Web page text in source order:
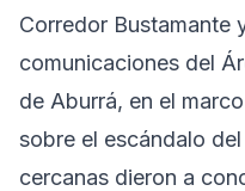
Corredor Bustamante
comunicaciones del
de Aburrá, en el
sobre el escándalo
cercanas dieron a